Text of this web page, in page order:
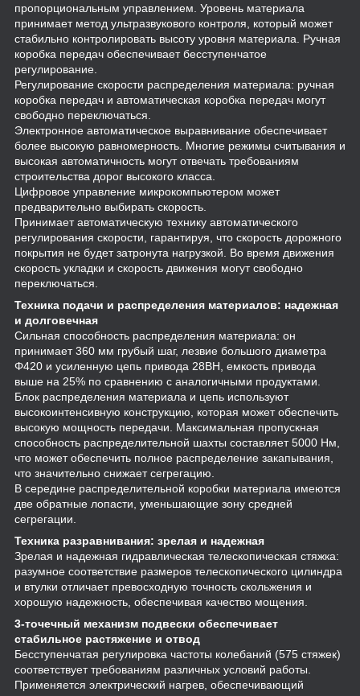
пропорциональным управлением. Уровень материала
принимает метод ультразвукового контроля, который может
стабильно контролировать высоту уровня материала. Ручная
коробка передач обеспечивает бесступенчатое
регулирование.
Регулирование скорости распределения материала: ручная
коробка передач и автоматическая коробка передач могут
свободно переключаться.
Электронное автоматическое выравнивание обеспечивает
более высокую равномерность. Многие режимы считывания и
высокая автоматичность могут отвечать требованиям
строительства дорог высокого класса.
Цифровое управление микрокомпьютером может
предварительно выбирать скорость.
Принимает автоматическую технику автоматического
регулирования скорости, гарантируя, что скорость дорожного
покрытия не будет затронута нагрузкой. Во время движения
скорость укладки и скорость движения могут свободно
переключаться.
Техника подачи и распределения материалов: надежная
и долговечная
Сильная способность распределения материала: он
принимает 360 мм грубый шаг, лезвие большого диаметра
Φ420 и усиленную цепь привода 28BH, емкость привода
выше на 25% по сравнению с аналогичными продуктами.
Блок распределения материала и цепь используют
высокоинтенсивную конструкцию, которая может обеспечить
высокую мощность передачи. Максимальная пропускная
способность распределительной шахты составляет 5000 Нм,
что может обеспечить полное распределение закапывания,
что значительно снижает сегрегацию.
В середине распределительной коробки материала имеются
две обратные лопасти, уменьшающие зону средней
сегрегации.
Техника разравнивания: зрелая и надежная
Зрелая и надежная гидравлическая телескопическая стяжка:
разумное соответствие размеров телескопического цилиндра
и втулки отличает превосходную точность скольжения и
хорошую надежность, обеспечивая качество мощения.
3-точечный механизм подвески обеспечивает
стабильное растяжение и отвод
Бесступенчатая регулировка частоты колебаний (575 стяжек)
соответствует требованиям различных условий работы.
Применяется электрический нагрев, обеспечивающий